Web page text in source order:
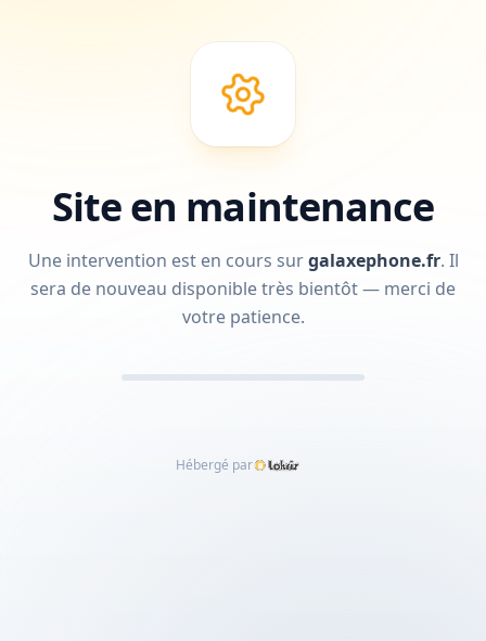
Site en maintenance
Une intervention est en cours surgalaxephone.fr. Il
sera de nouveau disponible très bientôt — merci de
votre patience.
Hébergé par